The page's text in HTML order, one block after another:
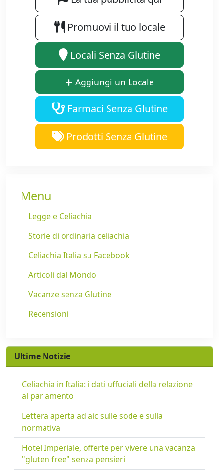
Promuovi il tuo locale
Locali Senza Glutine
Aggiungi un Locale
Farmaci Senza Glutine
Prodotti Senza Glutine
Menu
Legge e Celiachia
Storie di ordinaria celiachia
Celiachia Italia su Facebook
Articoli dal Mondo
Vacanze senza Glutine
Recensioni
Ultime Notizie
Celiachia in Italia: i dati uffuciali della relazione
al parlamento
Lettera aperta ad aic sulle sode e sulla
normativa
Hotel Imperiale, offerte per vivere una vacanza
"gluten free" senza pensieri